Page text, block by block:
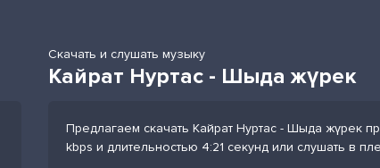
Скачать и слушать музыку
Кайрат Нуртас - Шыда жүрек
Предлагаем скачать Кайрат Нуртас - Шыда жүрек
kbps и длительностью 4:21 секунд или слушать в